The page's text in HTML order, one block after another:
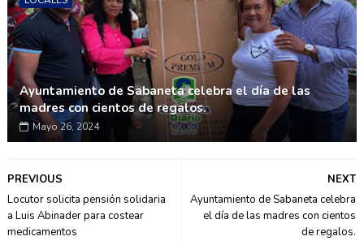
Ayuntamiento de Sabaneta celebra el día de las
madres con cientos de regalos.
Mayo 26, 2024
NEXT
Ayuntamiento de Sabaneta celebra
el día de las madres con cientos
de regalos.
PREVIOUS
Locutor solicita pensión solidaria
a Luis Abinader para costear
medicamentos